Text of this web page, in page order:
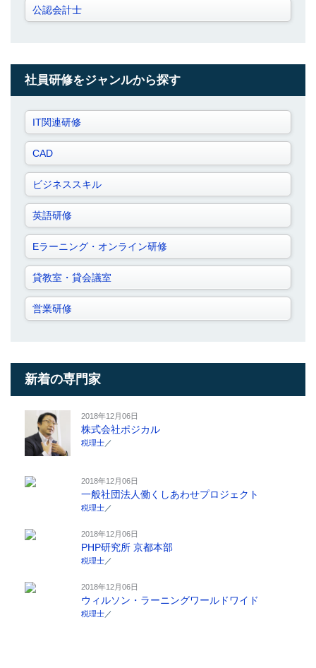
公認会計士
社員研修をジャンルから探す
IT関連研修
CAD
ビジネススキル
英語研修
Eラーニング・オンライン研修
貸教室・貸会議室
営業研修
新着の専門家
2018年12月06日
株式会社ポジカル
税理士 ／
2018年12月06日
一般社団法人働くしあわせプロジェクト
税理士 ／
2018年12月06日
PHP研究所 京都本部
税理士 ／
2018年12月06日
ウィルソン・ラーニングワールドワイド
税理士 ／